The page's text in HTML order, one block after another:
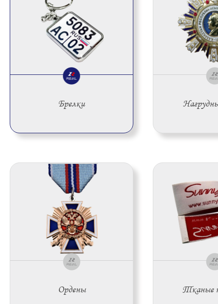
Брелки
Брелки
Ордены
Ордены
Тканые
Тканые